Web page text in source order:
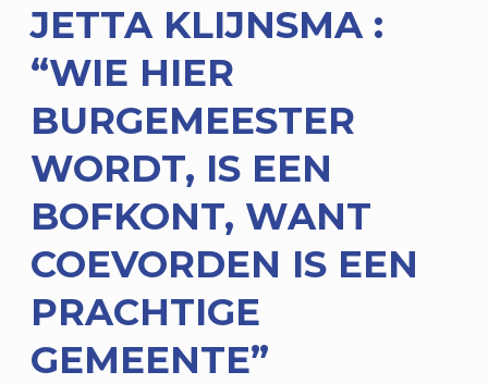
JETTA KLIJNSMA :
“WIE HIER
BURGEMEESTER
WORDT, IS EEN
BOFKONT, WANT
COEVORDEN IS EEN
PRACHTIGE
GEMEENTE”